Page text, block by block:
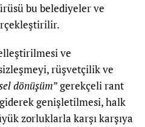
bu belediyeler ve
ve
rüşvetçilik ve
dönüşüm” gerekçeli rant
genişletilmesi, halk
zorluklarla karşı karşıya